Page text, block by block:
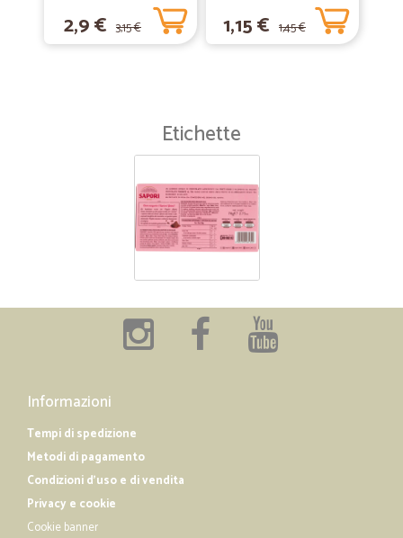
2,9 € 3,15 € 1,15 € 1,45 €
Etichette
Informazioni
Tempi di spedizione
Metodi di pagamento
Condizioni d'uso e di vendita
Privacy e cookie
Cookie banner